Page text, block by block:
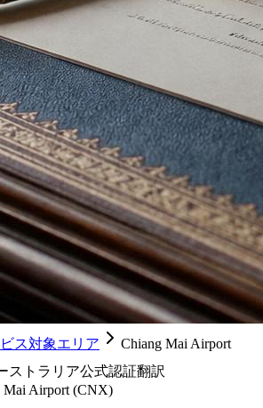
ス対象エリア
Chiang Mai Airport
ストラリア公式認証翻訳
Mai Airport (CNX)